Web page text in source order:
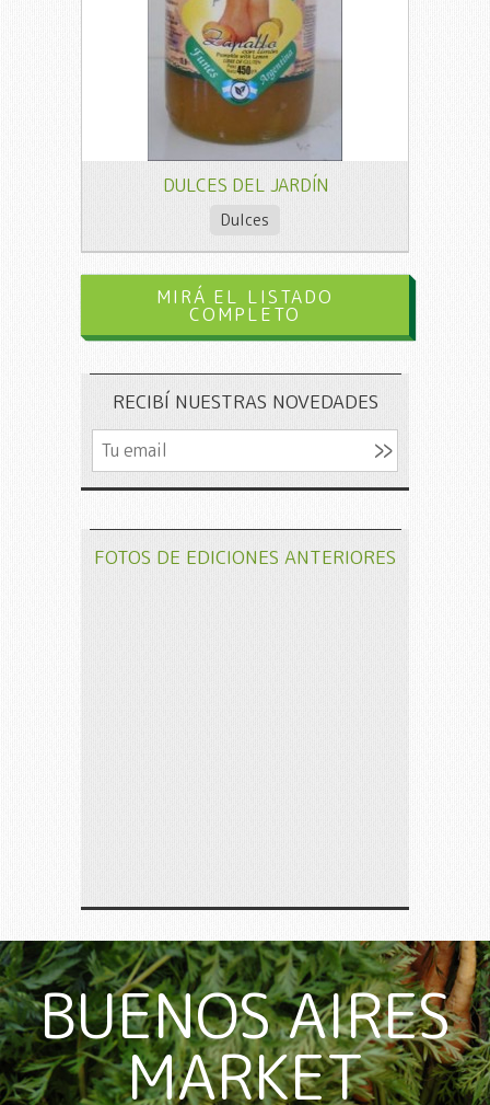
DULCES DEL JARDÍN
Dulces
MIRÁ EL LISTADO
COMPLETO
RECIBÍ NUESTRAS NOVEDADES
FOTOS DE EDICIONES ANTERIORES
BUENOS AIRES
MARKET